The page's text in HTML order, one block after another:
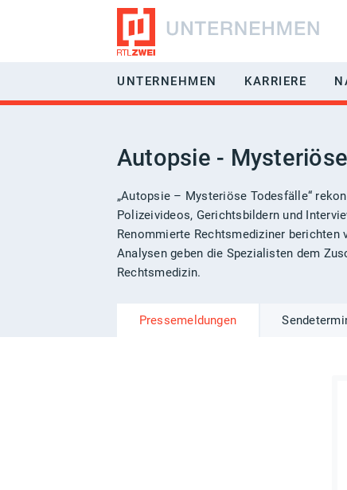
UNTERNEHMEN
GESCHÄFTSFELDER
MANAGEMENT
GESELLSCHAFTER
KARRIERE
BENEFITS
EIN-/
HÄUFIG
Autopsie -
„Autopsie – Mysteriöse Todesfälle“
Polizeivideos, Gerichtsbildern und
Renommierte Rechtsmediziner
Analysen geben die Spezialisten dem
Rechtsmedizin.
Pressemeldungen